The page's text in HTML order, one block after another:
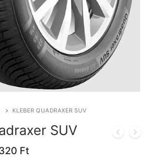
KLEBER QUADRAXER SUV
SUV
FtCurrent